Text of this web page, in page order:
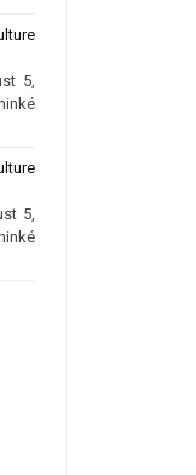
5,
5,